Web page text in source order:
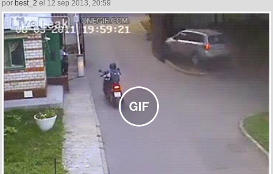
por best_2 el 12 sep 2013, 20:59